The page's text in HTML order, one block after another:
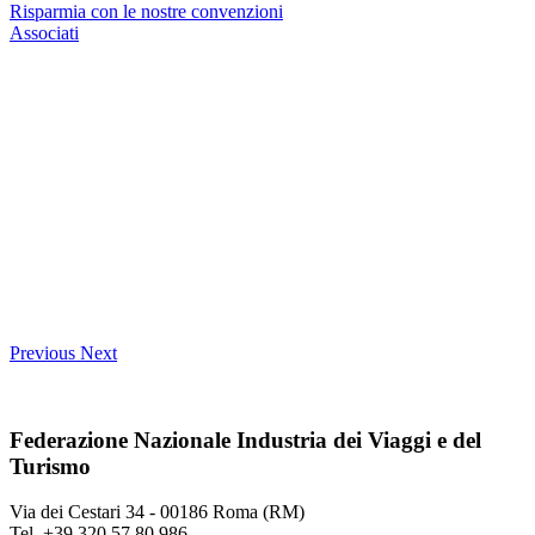
Risparmia con le nostre convenzioni
Associati
Previous Next
Federazione Nazionale Industria dei Viaggi e del
Turismo
Via dei Cestari 34 - 00186 Roma (RM)